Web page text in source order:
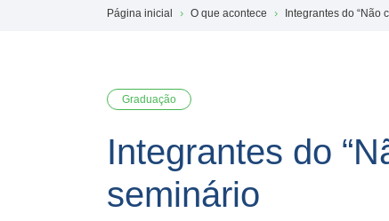
Página inicial O que acontece Integrantes do “Não
Graduação
Integrantes do
seminário